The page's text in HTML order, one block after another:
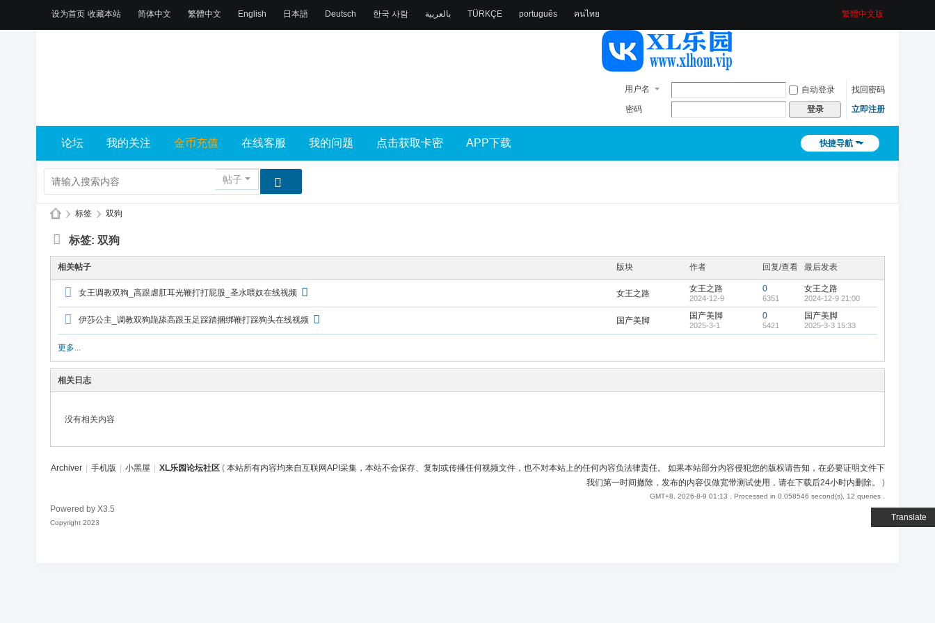
设为首页 收藏本站
Translate
简体中文 繁體中文 English 日本語 Deutsch 한국 사람 بالعربية TÜRKÇE português คนไทย 繁體中文版
用户名 自动登录
找回密码
密码
登录 立即注册
快捷导航
论坛 我的关注 金币充值 在线客服 我的问题 点击获取卡密 APP下载
帖子
X
L
乐
坛
社
区
› 标签 › 双狗
标签: 双狗
相关帖子 版块 作者 回复/查看 最后发表
女王调教双狗_高跟虐肛耳光鞭打打屁股_圣水喂奴在线视频 女王之路 女王之路
2024-12-9
0
6351
女王之路
2024-12-9 21:00
伊莎公主_调教双狗跪舔高跟玉足踩踏捆绑鞭打踩狗头在线视频 国产美脚 国产美脚
2025-3-1
0
5421
国产美脚
2025-3-3 15:33
更多...
相关日志
没有相关内容
Archiver 手机版 小黑屋 XL乐园论坛社区 ( 本站所有内容均来自互联网API采集，本站不会保存、复制或传播任何视频文件，也不对本站上的任何内容负法律责任。 如果本站部分内容侵犯您的版权请告知，在必要证明文件下
我们第一时间撤除，发布的内容仅做宽带测试使用，请在下载后24小时内删除。
)
GMT+8, 2026-8-9 01:13 , Processed in 0.058546 second(s), 12 queries .
Powered by X3.5
Copyright 2023